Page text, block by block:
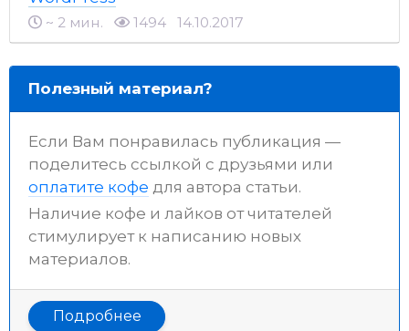
~ 2 мин. 1494 14.10.2017
Полезный материал?
Если Вам понравилась публикация —
поделитесь ссылкой с друзьями или
оплатите кофе для автора статьи.
Наличие кофе и лайков от читателей
стимулирует к написанию новых
материалов.
Подробнее